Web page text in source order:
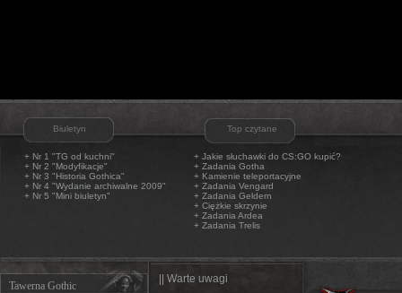
Biuletyn Top czytane
+ Nr 1 "TG od kuchni"
+ Nr 2 "Modyfikacje"
+ Nr 3 "Historia Gothica"
+ Nr 4 "Wydanie archiwalne 2009"
+ Nr 5 "Mini biuletyn"
+ Jakie słuchawki do CS:GO kupić?
+ Zadania Gotha
+ Kamienie teleportacyjne
+ Zadania Vengard
+ Zadania Geldern
+ Ciężkie skrzynie
+ Zadania Ardea
+ Zadania Trelis
Tawerna Gothic
|| Warte uwagi